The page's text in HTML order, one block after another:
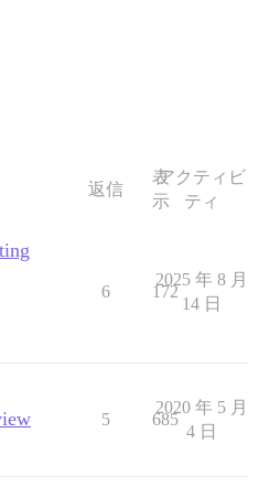
返信
表
示
アクティビ
ティ
6 172
2025 年 8 月
14 日
5 685
2020 年 5 月
4 日